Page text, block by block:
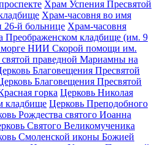
Храм Успения Пресвятой
Храм-часовня во имя
й больнице Храм-часовня
Преображенском кладбище (им. 9
морге НИИ Скорой помощи им.
праведной Мариамны на
Благовещения Пресвятой
Благовещения Пресвятой
горка Церковь Николая
кладбище Церковь Преподобного
Рождества святого Иоанна
Святого Великомученика
Смоленской иконы Божией